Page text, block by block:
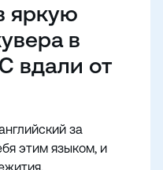
яркую
в
вдали от
за
этим языком, и